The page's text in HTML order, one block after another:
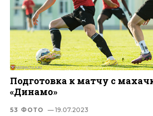
Подготовка к матчу с
«Динамо»
53 ФОТО — 19.07.2023